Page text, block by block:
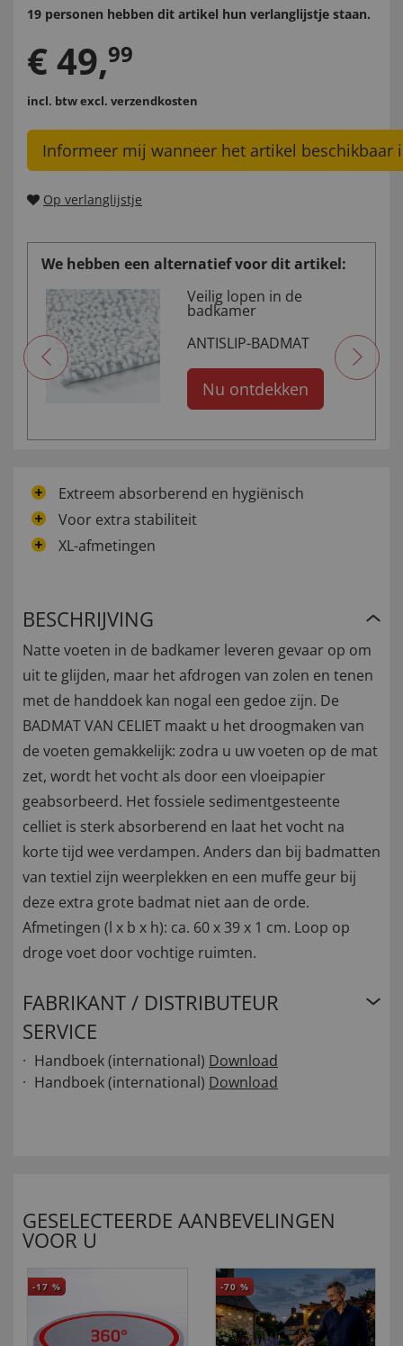
19 personen hebben dit artikel hun verlanglijstje staan.
€49,99
incl. btwexcl. verzendkosten
Informeer mij wanneer het artikel beschikbaar
Op verlanglijstje
We hebben een alternatief voor dit artikel:
Veilig lopen in de
badkamer
ANTISLIP-BADMAT
Nu ontdekken
Extreem absorberend en hygiënisch
Voor extra stabiliteit
XL-afmetingen
BESCHRIJVING
Natte voeten in de badkamer leveren gevaar op om
uit te glijden, maar het afdrogen van zolen en tenen
met de handdoek kan nogal een gedoe zijn. De
BADMAT VAN CELIET maakt u het droogmaken van
de voeten gemakkelijk: zodra u uw voeten op de mat
zet, wordt het vocht als door een vloeipapier
geabsorbeerd. Het fossiele sedimentgesteente
celliet is sterk absorberend en laat het vocht na
korte tijd wee verdampen. Anders dan bij badmatten
van textiel zijn weerplekken en een muffe geur bij
deze extra grote badmat niet aan de orde.
Afmetingen (l x b x h): ca. 60 x 39 x 1 cm. Loop op
droge voet door vochtige ruimten.
FABRIKANT / DISTRIBUTEUR
SERVICE
Handboek (international) Download
Handboek (international) Download
GESELECTEERDE AANBEVELINGEN
VOOR U
-17 % -70 %